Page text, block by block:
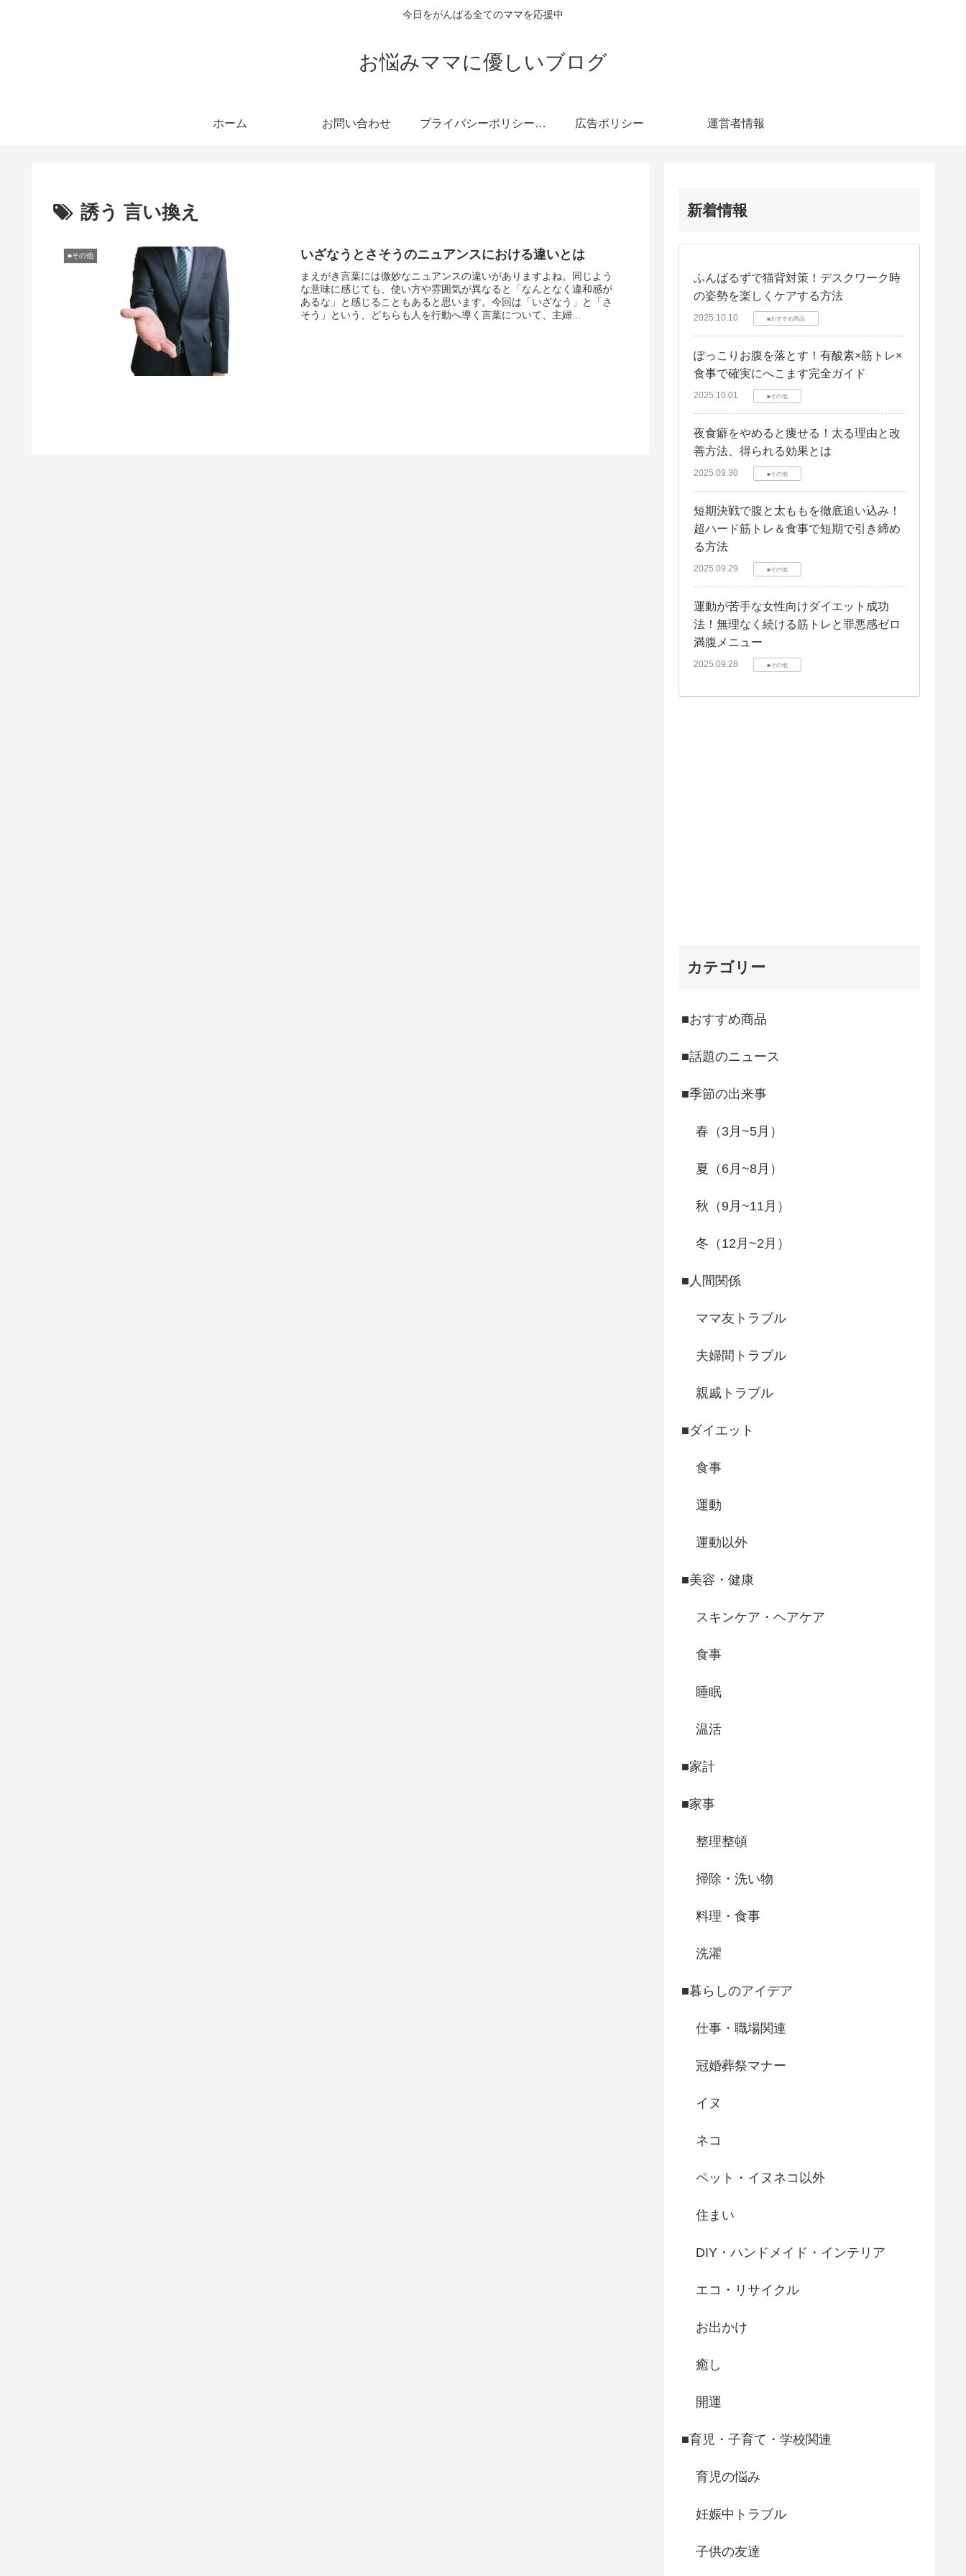
今日をがんばる全てのママを応援中
お悩みママに優しいブログ
ホーム お問い合わせ プライバシーポリシー・免責事項 広告ポリシー 運営者情報
誘う 言い換え
■その他 いざなうとさそうのニュアンスにおける違いとは
まえがき言葉には微妙なニュアンスの違いがありますよね。同じよう
な意味に感じても、使い方や雰囲気が異なると「なんとなく違和感が
あるな」と感じることもあると思います。今回は「いざなう」と「さ
そう」という、どちらも人を行動へ導く言葉について、主婦...
新着情報
ふんばるずで猫背対策！デスクワーク時
の姿勢を楽しくケアする方法
2025.10.10 ■おすすめ商品
ぽっこりお腹を落とす！有酸素×筋トレ×
食事で確実にへこます完全ガイド
2025.10.01 ■その他
夜食癖をやめると痩せる！太る理由と改
善方法、得られる効果とは
2025.09.30 ■その他
短期決戦で腹と太ももを徹底追い込み！
超ハード筋トレ＆食事で短期で引き締め
る方法
2025.09.29 ■その他
運動が苦手な女性向けダイエット成功
法！無理なく続ける筋トレと罪悪感ゼロ
満腹メニュー
2025.09.28 ■その他
カテゴリー
■おすすめ商品
■話題のニュース
■季節の出来事
春（3月~5月）
夏（6月~8月）
秋（9月~11月）
冬（12月~2月）
■人間関係
ママ友トラブル
夫婦間トラブル
親戚トラブル
■ダイエット
食事
運動
運動以外
■美容・健康
スキンケア・ヘアケア
食事
睡眠
温活
■家計
■家事
整理整頓
掃除・洗い物
料理・食事
洗濯
■暮らしのアイデア
仕事・職場関連
冠婚葬祭マナー
イヌ
ネコ
ペット・イヌネコ以外
住まい
DIY・ハンドメイド・インテリア
エコ・リサイクル
お出かけ
癒し
開運
■育児・子育て・学校関連
育児の悩み
妊娠中トラブル
子供の友達